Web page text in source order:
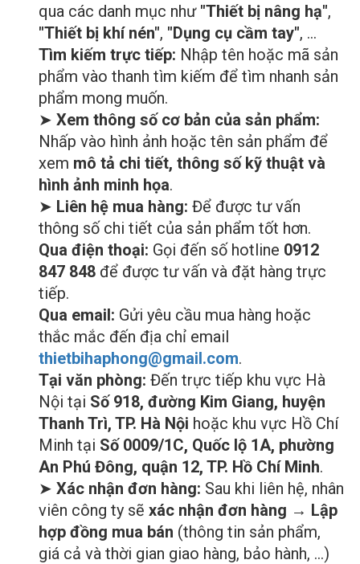
qua các danh mục như "Thiết bị nâng hạ",
"Thiết bị khí nén", "Dụng cụ cầm tay", …
Tìm kiếm trực tiếp: Nhập tên hoặc mã sản
phẩm vào thanh tìm kiếm để tìm nhanh sản
phẩm mong muốn.
➤ Xem thông số cơ bản của sản phẩm:
Nhấp vào hình ảnh hoặc tên sản phẩm để
xem mô tả chi tiết, thông số kỹ thuật và
hình ảnh minh họa.
➤ Liên hệ mua hàng: Để được tư vấn
thông số chi tiết của sản phẩm tốt hơn.
Qua điện thoại: Gọi đến số hotline 0912
847 848 để được tư vấn và đặt hàng trực
tiếp.
Qua email: Gửi yêu cầu mua hàng hoặc
thắc mắc đến địa chỉ email
thietbihaphong@gmail.com.
Tại văn phòng: Đến trực tiếp khu vực Hà
Nội tại Số 918, đường Kim Giang, huyện
Thanh Trì, TP. Hà Nội hoặc khu vực Hồ Chí
Minh tại Số 0009/1C, Quốc lộ 1A, phường
An Phú Đông, quận 12, TP. Hồ Chí Minh.
➤ Xác nhận đơn hàng: Sau khi liên hệ, nhân
viên công ty sẽ xác nhận đơn hàng → Lập
hợp đồng mua bán (thông tin sản phẩm,
giá cả và thời gian giao hàng, bảo hành, …)